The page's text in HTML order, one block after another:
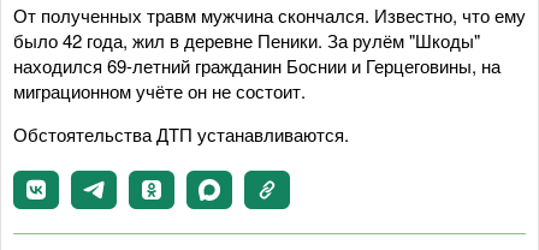
От полученных травм мужчина скончался. Известно, что ему
было 42 года, жил в деревне Пеники. За рулём "Шкоды"
находился 69-летний гражданин Боснии и Герцеговины, на
миграционном учёте он не состоит.
Обстоятельства ДТП устанавливаются.